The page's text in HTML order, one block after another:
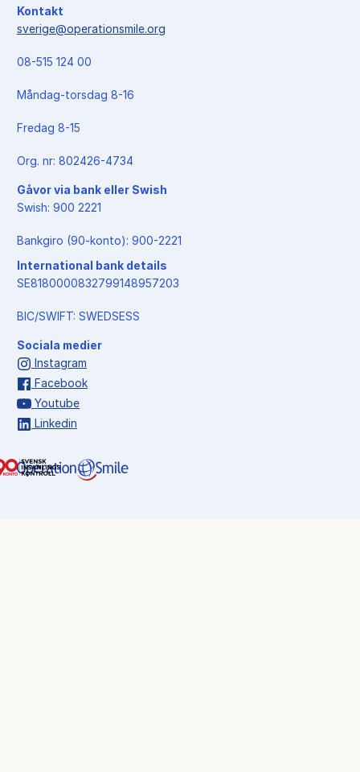
Kontakt
sverige@operationsmile.org
08-515 124 00
Måndag-torsdag 8-16
Fredag 8-15
Org. nr: 802426-4734
Gåvor via bank eller Swish
Swish: 900 2221
Bankgiro (90-konto): 900-2221
International bank details
SE8180000832799148957203
BIC/SWIFT: SWEDSESS
Sociala medier
Instagram
Facebook
Youtube
Linkedin